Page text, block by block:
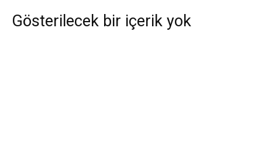
Gösterilecek bir içerik yok